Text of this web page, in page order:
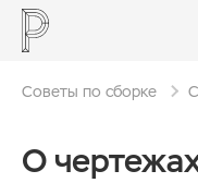
Советы по сборке
О